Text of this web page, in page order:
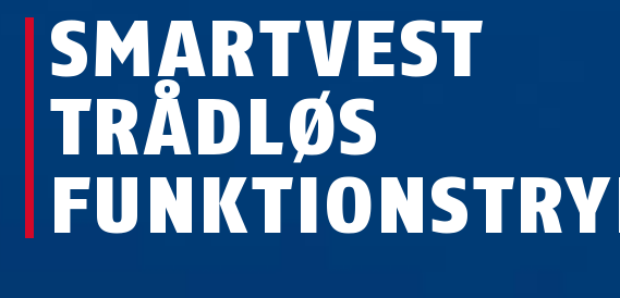
SMARTVEST
TRÅDLØS